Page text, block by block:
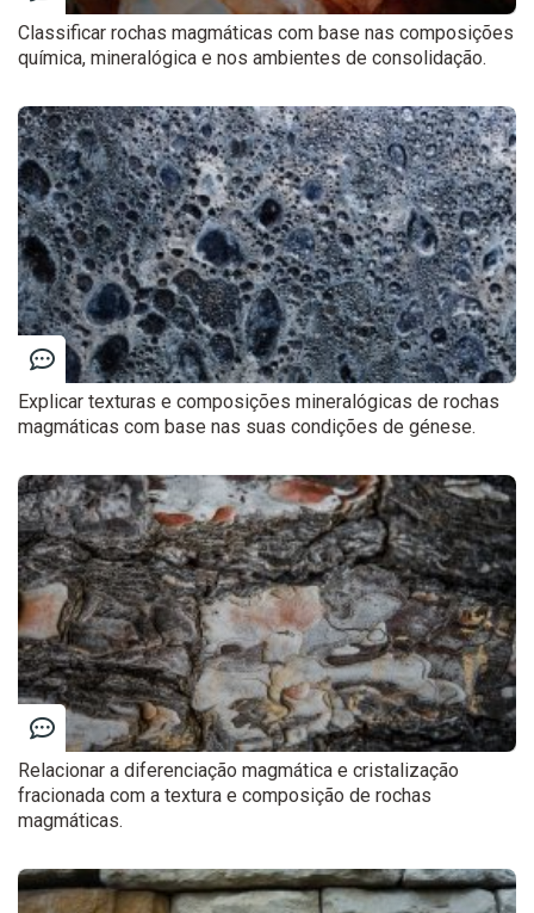
Classificar rochas magmáticas com base nas composições
química, mineralógica e nos ambientes de consolidação.
Explicar texturas e composições mineralógicas de rochas
magmáticas com base nas suas condições de génese.
Relacionar a diferenciação magmática e cristalização
fracionada com a textura e composição de rochas
magmáticas.